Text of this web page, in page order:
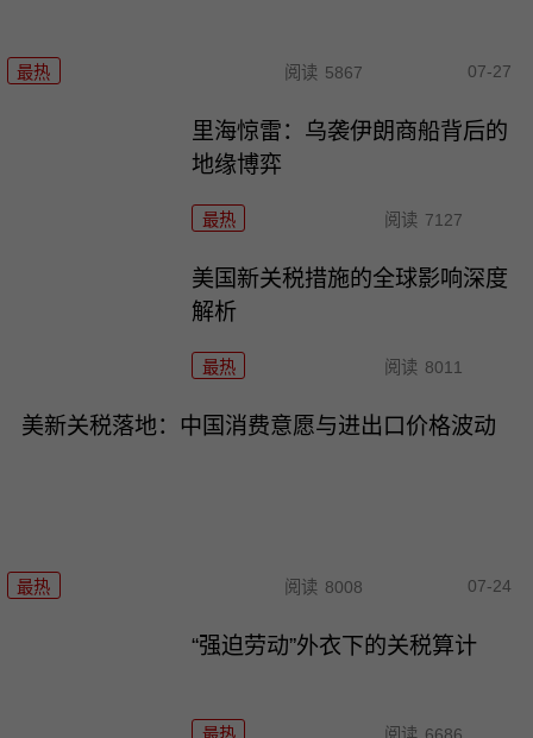
最热 阅读 5867 07-27
里海惊雷：乌袭伊朗商船背后的
地缘博弈
最热 阅读 7127
美国新关税措施的全球影响深度
解析
最热 阅读 8011
美新关税落地：中国消费意愿与进出口价格波动
最热 阅读 8008 07-24
“强迫劳动”外衣下的关税算计